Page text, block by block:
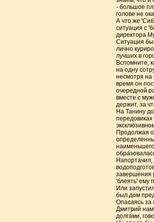
- большое
голове не
А что же
ситуация с
директора
Ситуация
лично
лучших в
Вспомните,
на одну
несмотря на
время он
очередной
вместе с
держит, за
На Танину
передовиках
Продолжая
Напортачил,
завершения
'блеять' ему
Или
был дом
Опасаясь за
Дмитрий нам
долгами,